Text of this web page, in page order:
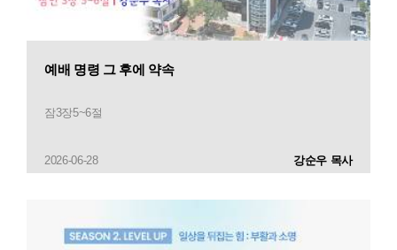
예배 명령 그 후에 약속
잠3장5~6절
2026-06-28 강순우 목사